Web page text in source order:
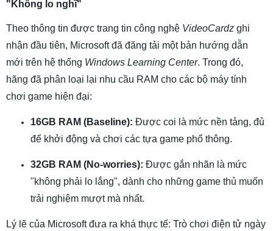
"Không lo nghĩ"
Theo thông tin được trang tin công nghệ VideoCardz ghi
nhận đầu tiên, Microsoft đã đăng tải một bản hướng dẫn
mới trên hệ thống Windows Learning Center. Trong đó,
hãng đã phân loại lại nhu cầu RAM cho các bộ máy tính
chơi game hiện đại:
16GB RAM (Baseline): Được coi là mức nền tảng, đủ
để khởi động và chơi các tựa game phổ thông.
32GB RAM (No-worries): Được gắn nhãn là mức
"không phải lo lắng", dành cho những game thủ muốn
trải nghiệm mượt mà nhất.
Lý lẽ của Microsoft đưa ra khá thực tế: Trò chơi điện tử ngày